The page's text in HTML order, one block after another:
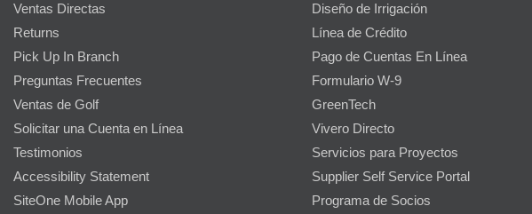
Ventas Directas
Returns
Pick Up In Branch
Preguntas Frecuentes
Ventas de Golf
Solicitar una Cuenta en Línea
Testimonios
Accessibility Statement
SiteOne Mobile App
Diseño de Irrigación
Línea de Crédito
Pago de Cuentas En Línea
Formulario W-9
GreenTech
Vivero Directo
Servicios para Proyectos
Supplier Self Service Portal
Programa de Socios